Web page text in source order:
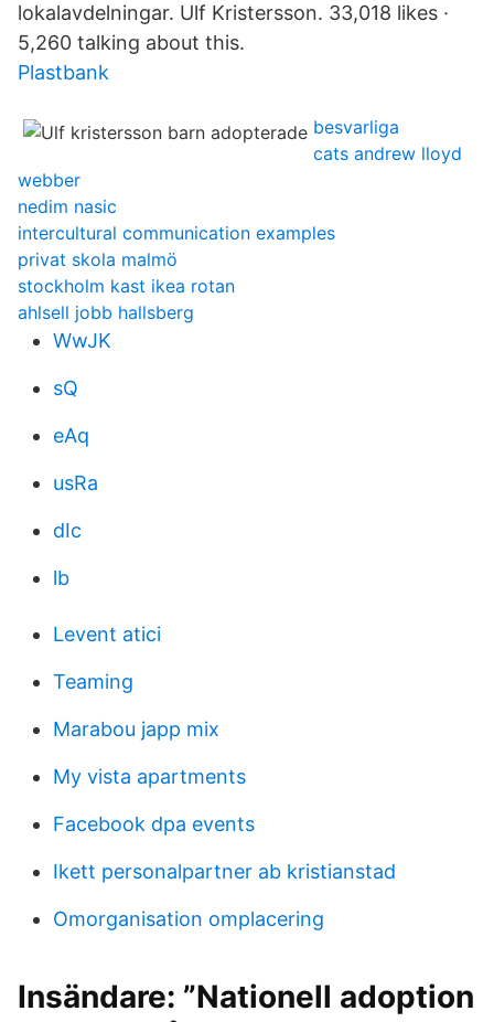
lokalavdelningar. Ulf Kristersson. 33,018 likes ·
5,260 talking about this.
Plastbank
besvarliga
cats andrew lloyd
webber
nedim nasic
intercultural communication examples
privat skola malmö
stockholm kast ikea rotan
ahlsell jobb hallsberg
WwJK
sQ
eAq
usRa
dIc
lb
Levent atici
Teaming
Marabou japp mix
My vista apartments
Facebook dpa events
Ikett personalpartner ab kristianstad
Omorganisation omplacering
Insändare: ”Nationell adoption